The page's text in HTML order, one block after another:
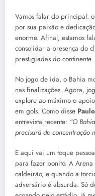
Vamos falar do principal: o
por sua paixão e
enorme. Afinal, estamos
consolidar a presença do
prestigiadas do continente.
No jogo de ida, o Bahia
nas finalizações. Agora,
explore ao máximo o
em gols. Como disse
entrevista recente: “O
precisará de concentração
E aqui vai um toque
para fazer bonito. A
caldeirão, e quando a
adversário é absurda. Só